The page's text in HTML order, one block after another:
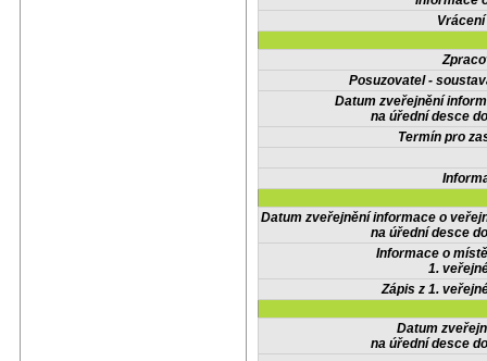
Posuzovatel -
Datum zveřejnění
na úřední desce
Termín pro
Datum zveřejnění informace o
na úřední desce
Informace o
1.
Zápis z 1.
Datum
na úřední desce